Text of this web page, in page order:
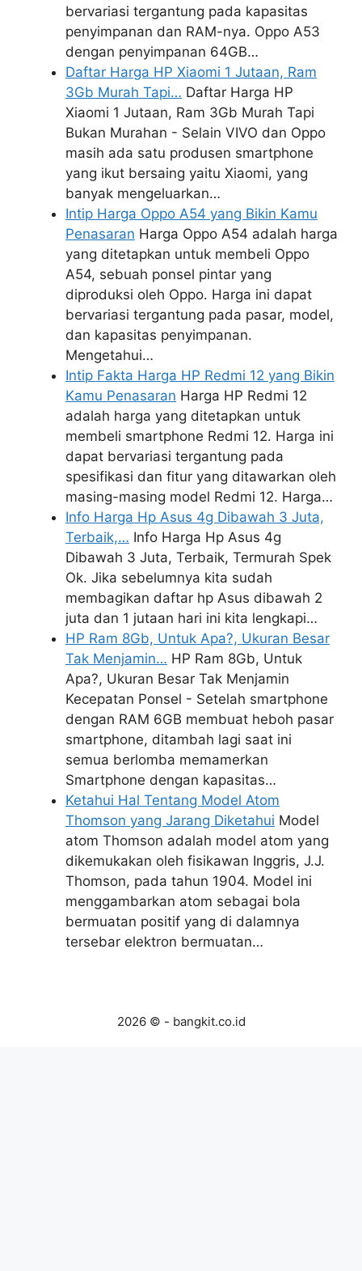
bervariasi tergantung pada kapasitas
penyimpanan dan RAM-nya. Oppo A53
dengan penyimpanan 64GB…
Daftar Harga HP Xiaomi 1 Jutaan, Ram
3Gb Murah Tapi… Daftar Harga HP
Xiaomi 1 Jutaan, Ram 3Gb Murah Tapi
Bukan Murahan - Selain VIVO dan Oppo
masih ada satu produsen smartphone
yang ikut bersaing yaitu Xiaomi, yang
banyak mengeluarkan…
Intip Harga Oppo A54 yang Bikin Kamu
Penasaran Harga Oppo A54 adalah harga
yang ditetapkan untuk membeli Oppo
A54, sebuah ponsel pintar yang
diproduksi oleh Oppo. Harga ini dapat
bervariasi tergantung pada pasar, model,
dan kapasitas penyimpanan.
Mengetahui…
Intip Fakta Harga HP Redmi 12 yang Bikin
Kamu Penasaran Harga HP Redmi 12
adalah harga yang ditetapkan untuk
membeli smartphone Redmi 12. Harga ini
dapat bervariasi tergantung pada
spesifikasi dan fitur yang ditawarkan oleh
masing-masing model Redmi 12. Harga…
Info Harga Hp Asus 4g Dibawah 3 Juta,
Terbaik,… Info Harga Hp Asus 4g
Dibawah 3 Juta, Terbaik, Termurah Spek
Ok. Jika sebelumnya kita sudah
membagikan daftar hp Asus dibawah 2
juta dan 1 jutaan hari ini kita lengkapi…
HP Ram 8Gb, Untuk Apa?, Ukuran Besar
Tak Menjamin… HP Ram 8Gb, Untuk
Apa?, Ukuran Besar Tak Menjamin
Kecepatan Ponsel - Setelah smartphone
dengan RAM 6GB membuat heboh pasar
smartphone, ditambah lagi saat ini
semua berlomba memamerkan
Smartphone dengan kapasitas…
Ketahui Hal Tentang Model Atom
Thomson yang Jarang Diketahui Model
atom Thomson adalah model atom yang
dikemukakan oleh fisikawan Inggris, J.J.
Thomson, pada tahun 1904. Model ini
menggambarkan atom sebagai bola
bermuatan positif yang di dalamnya
tersebar elektron bermuatan…
2026 © - bangkit.co.id